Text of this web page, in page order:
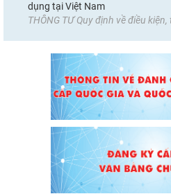
dụng tại Việt Nam
THÔNG TƯ Quy định về điều